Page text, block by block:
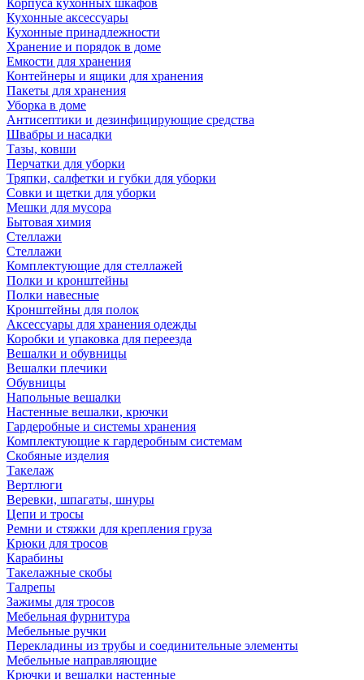
Корпуса кухонных шкафов
Кухонные аксессуары
Кухонные принадлежности
Хранение и порядок в доме
Емкости для хранения
Контейнеры и ящики для хранения
Пакеты для хранения
Уборка в доме
Антисептики и дезинфицирующие средства
Швабры и насадки
Тазы, ковши
Перчатки для уборки
Тряпки, салфетки и губки для уборки
Совки и щетки для уборки
Мешки для мусора
Бытовая химия
Стеллажи
Стеллажи
Комплектующие для стеллажей
Полки и кронштейны
Полки навесные
Кронштейны для полок
Аксессуары для хранения одежды
Коробки и упаковка для переезда
Вешалки и обувницы
Вешалки плечики
Обувницы
Напольные вешалки
Настенные вешалки, крючки
Гардеробные и системы хранения
Комплектующие к гардеробным системам
Скобяные изделия
Такелаж
Вертлюги
Веревки, шпагаты, шнуры
Цепи и тросы
Ремни и стяжки для крепления груза
Крюки для тросов
Карабины
Такелажные скобы
Талрепы
Зажимы для тросов
Мебельная фурнитура
Мебельные ручки
Перекладины из трубы и соединительные элементы
Мебельные направляющие
Крючки и вешалки настенные